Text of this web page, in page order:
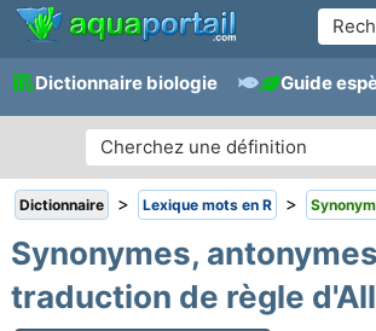
Dictionnaire biologie Guide
Dictionnaire > Lexique mots en R >
Synonymes,
traduction de règle